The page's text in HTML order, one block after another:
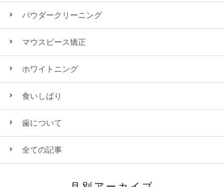
パウダークリーニング
マウスピース矯正
ホワイトニング
食いしばり
歯について
全ての記事